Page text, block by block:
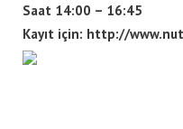
Saat 14:00 – 16:45
Kayıt için: http://